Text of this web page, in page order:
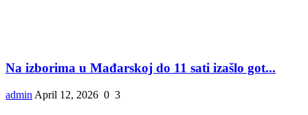
Na izborima u Mađarskoj do 11 sati izašlo got...
admin April 12, 2026 0 3